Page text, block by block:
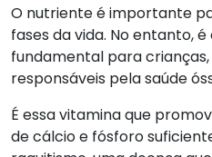
O nutriente é importante
fases da vida. No entanto,
fundamental para crianças,
responsáveis pela saúde
É essa vitamina que
de cálcio e fósforo